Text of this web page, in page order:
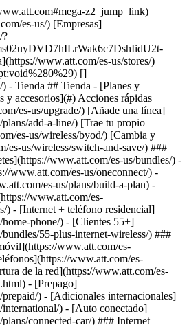
es-us/buy/accessories/browse/all/price-range-25-50_price-range-5-25_5-and-under/) - [Ofertas de regreso a clases](https://www.att.com/es-us/deals/back-to-school/) ### Ofertas de dispositivos y accesorios - [Teléfonos](https://www.att.com/es-us/buy/phones/browse/hasdeals_value_nontradeinoffer_tradeinoffer/) - [Teléfonos prepagados](https://www.att.com/es-us/buy/prepaid-phones/browse/hasdeals/) - [Tablets](https://www.att.com/es-us/buy/tablets/browse/hasdeals_nontradeinoffer/) - [Relojes inteligentes](https://www.att.com/es-us/buy/wearables/browse/hasdeals_nontradeinoffer/) - [Ofertas de accesorios](https://www.att.com/es-us/buy/accessories/browse/all/deals/) ### Suscripciones - [AT&T OneConnect](https://www.att.com/es-us/oneconnect/) [__Cámbiate a AT&T y averigua cómo obtener hasta $800 por línea para terminar tu contrato__ \ Compra ahora](https://www.att.com/es-us/buy/phones/) ### Descuentos por ocupación - [Empleados de empresas](https://www.att.com/es-us/verification/signaturehub/#employment) - [Militares y veteranos](https://www.att.com/es-us/offers/discount-program/military-discount/) - [Maestros](https://www.att.com/es-us/offers/discount-program/teacher/) - [Enfermeros y médicos](https://www.att.com/es-us/verification/signaturehub/#medical) - [Personal de emergencias activo](https://www.att.com/es-us/firstnetandfamily/) ### Descuentos por afiliación - [Clientes 55+](https://www.att.com/es-us/verification/signaturehub/#age) - [Personal retirado del servicio de emergencia](https://www.att.com/es-us/offers/discount-program/retired-responders/) - [Trabajadores de sindicatos](https://www.att.com/es-us/offers/discount-program/union-discount/) - [Estudiantes](https://www.att.com/es-us/verification/signaturehub/#student) ### Ahorros para socios - [Descuento con tarjeta de crédito](https://www.att.com/es-us/?1036077272%3BamdU7ms02uyDVD7hIidU2t-FgOyvGkzT7uyJVm497PywgLdW2iYTVis9IZcUaO3.z1) - [Beneficios y más](https://andmorebenefits.att.com/root-discovery) [__Maestros: ahorra hasta $150 por línea y hasta un 20% en planes__ \ Obtén detalles](https://www.att.com/es-us/offers/discount-program/teacher/) - La diferencia de AT&T ## La diferencia de AT&T - [Nuestra ventaja competitiva](#) ### ¿Por qué elegirnos? - [Garantía AT&T](https://www.att.com/es-us/why-att/guarantee/) - [Por qué AT&T](https://www.att.com/es-us/why-att/) - [AT&T vs. T-Mobile y Verizon](https://www.att.com/es-us/wireless/switch-and-save/#compare-us) - [AT&T Fiber vs. Spectrum y Xfinity](https://www.att.com/es-us/internet/fiber/#compare-us) - [Prueba AT&T gratis](https://www.att.com/es-us/wireless/free-trial/) - [Cambia y ahorra](https://www.att.com/es-us/wireless/switch-and-save/) ### Cobertura excepcional - [Mapa de cobertura 5G](https://www.att.com/es-us/maps/wireless-coverage.html) - [Mapa de cobertura de fibra óptica](https://www.att.com/es-us/internet/fiber/coverage-map/) [__La mejor garantía de Estados Unidos__ \ Obtén detalles](https://www.att.com/es-us/why-att/guarantee/) - Ayuda ## Ayuda - [Factura y cuenta](#) - [Móvil](#) - [Internet](#) Acciones rápidas [Ve toda la ayuda](https://www.att.com/es-us/support/) [Ver mi cuenta](https://www.att.com/es-us/acctmgmt/overview) [Centro de pagos](https://www.att.com/es-us/acctmgmt/mypaymentcenter) [Centro de facturación](https://www.att.com/es-us/acctmgmt/billing/mybillingcenter) ### Factura y pagos - [Comprende tu factura](https://www.att.com/es-us/support/my-account/understand-your-bill/) - [Averigua por qué tu factura cambió](https://www.att.com/es-us/support/article/my-account/KM1051879/) - [Configura y administra AutoPay](https://www.att.com/es-us/acctmgmt/mypaymentcenter?intent=MANAGEAUTOPAY) - [Ve las cuotas de los dispositivos](https://www.att.com/es-us/acctmgmt/payment/installmentplandetails) - [Pagar sin iniciar sesión](https://www.att.com/es-us/acctmgmt/fastpmt/fastpay) ### Cuenta - [Cambiar o restablecer contraseña](https://www.att.com/es-us/support/article/my-account/KM1008941/) - [Añade o elimina cuentas](https://www.att.com/es-us/support/article/my-account/KM1008925/) - [Traslada el servicio de internet](https://www.att.com/es-us/help/moving/) - [Ve tus pedidos y reclamaciones](https://www.att.com/es-us/orders/history) - [Más ayuda con la cuenta](https://www.att.com/es-us/support/my-account/) [__La mejor garantía de Estados Unidos__ \ Obtén detalles](https://www.att.com/es-us/why-att/guarantee/) Acciones rápidas [Administrar mi servicio móvil](https://www.att.com/es-us/acctmgmt/mywireless) [Rastrear mi pedido](https://www.att.com/es-us/orders/history) [Añade AT&T International Day Pass](https://www.att.com/es-us/acctmgmt/signin?intent=DEEPLINK&soc=IRRLHDF&level=CAT&source=ILC242589969&wtExtndSource=Megamenu) ### Mi dispositivo - [Verificar mi uso](https://www.att.com/es-us/acctmgmt/usage/mysummary) - [Administra complementos](https://www.att.com/es-us/acctmgmt/wireless/manage-addon) - [Cambiar mi plan](https://www.att.com/es-us/acctmgmt/mywireless/manageplan/) - [Añade una línea](https://www.att.com/es-us/buy/postpaid/?wlsfi=AL) - [Consultar los requisitos de cambio](https://www.att.com/es-us/buy/postpaid/?wlsfi=up) - [Activa un dispositivo móvil](https://www.att.com/es-us/